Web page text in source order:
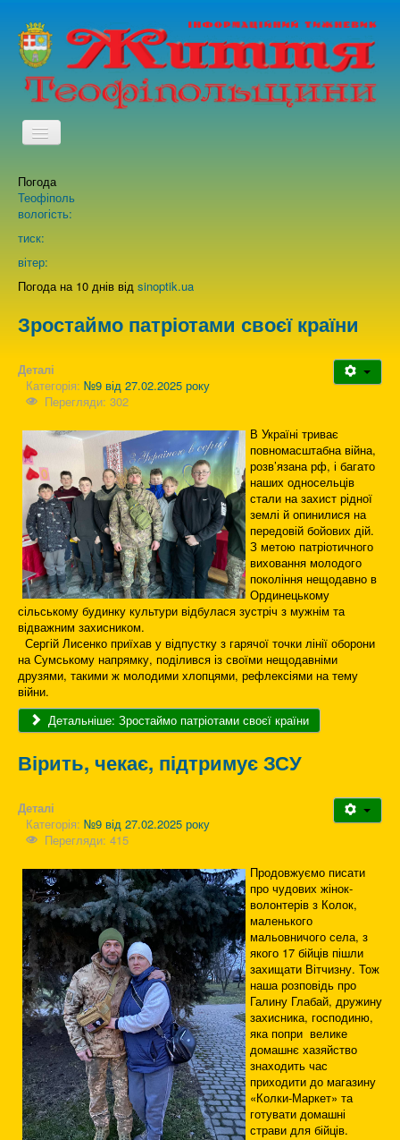
TPL_PROTOSTAR_TOGGLE_MENU
Про нас
Зворотній зв'язок
Погода
Теофіполь
вологість:
тиск:
вітер:
Погода на 10 днів від sinoptik.ua
Зростаймо патріотами своєї країни
Деталі
Категорія: №9 від 27.02.2025 року
Перегляди: 302
В Україні триває
повномасштабна війна,
розв’язана рф, і багато
наших односельців
стали на захист рідної
землі й опинилися на
передовій бойових дій.
З метою патріотичного
виховання молодого
покоління нещодавно в
Ординецькому
сільському будинку культури відбулася зустріч з мужнім та
відважним захисником.
Сергій Лисенко приїхав у відпустку з гарячої точки лінії оборони
на Сумському напрямку, поділився із своїми нещодавніми
друзями, такими ж молодими хлопцями, рефлексіями на тему
війни.
Детальніше: Зростаймо патріотами своєї країни
Вірить, чекає, підтримує ЗСУ
Деталі
Категорія: №9 від 27.02.2025 року
Перегляди: 415
Продовжуємо писати
про чудових жінок-
волонтерів з Колок,
маленького
мальовничого села, з
якого 17 бійців пішли
захищати Вітчизну. Тож
наша розповідь про
Галину Глабай, дружину
захисника, господиню,
яка попри велике
домашнє хазяйство
знаходить час
приходити до магазину
«Колки-Маркет» та
готувати домашні
страви для бійців.